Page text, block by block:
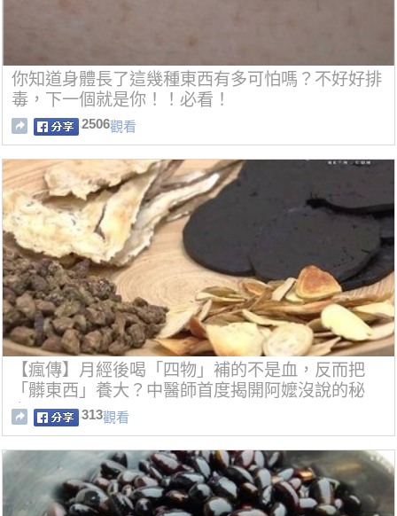
你知道身體長了這幾種東西有多可怕嗎？不好好排
毒，下一個就是你！！必看！
2506觀看
【瘋傳】月經後喝「四物」補的不是血，反而把
「髒東西」養大？中醫師首度揭開阿嬤沒說的秘
密！
313觀看